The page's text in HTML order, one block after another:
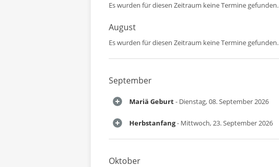
Es wurden für diesen Zeitraum keine Termine gefunden.
August
Es wurden für diesen Zeitraum keine Termine gefunden.
September
Mariä Geburt- Dienstag, 08. September 2026
Herbstanfang- Mittwoch, 23. September 2026
Oktober